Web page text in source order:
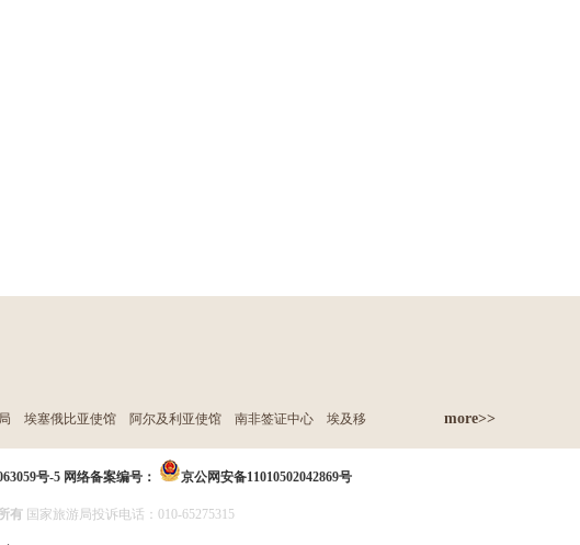
埃塞俄比亚使馆 阿尔及利亚使馆 南非签证中心 埃及移 more>>
号-5 网络备案编号： 京公网安备11010502042869号
有 国家旅游局投诉电话：010-65275315